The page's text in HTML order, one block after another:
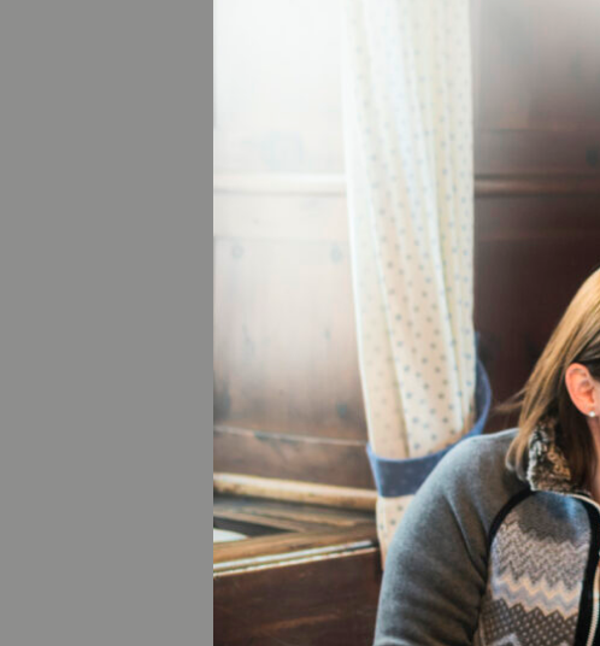
historischen
21.
LECH
Für eine Nacht
Kunstgalerie
: Hinter
entdecken. Es
Performance, Musik
sind auch die Orte, an
Geschäfte und